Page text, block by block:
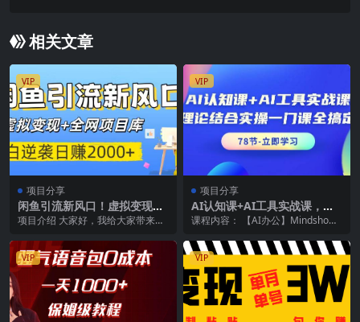
相关文章
VIP
项目分享
闲鱼引流新风口！虚拟变现
+全网项目库，小白逆袭日赚2
项目介绍 大家好，我给大家带来的
现新玩法，配合全网...
VIP
项目分享
AI认知课+AI工具实战课，理
论结合实操一门课全搞定（78
课程内容： 【AI办公】Mindshow
I...
VIP VIP